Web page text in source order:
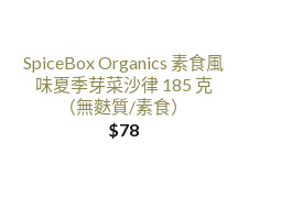
SpiceBox Organics 素食風
味夏季芽菜沙律 185 克
（無麩質/素食）
$78